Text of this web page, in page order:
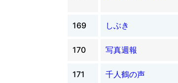
169 しぶき
170 写真週報
171 千人鶴の声